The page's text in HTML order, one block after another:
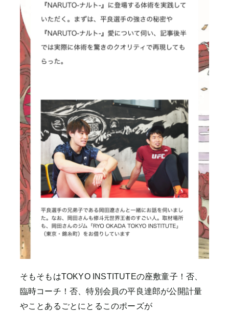
そもそもはTOKYO INSTITUTEの座敷童子！否、
臨時コーチ！否、特別会員の平良達郎が公開計量
やことあるごとにとるこのポーズが